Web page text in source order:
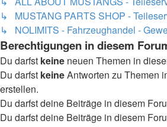
↳ MUSTANG PARTS SHOP -
↳ NOLIMITS - Fahrzeughandel -
Berechtigungen in diesem
Du darfst keine neuen Themen in
Du darfst keineAntworten zu Themen
erstellen.
Du darfst deine Beiträge in diesem
Du darfst deine Beiträge in diesem